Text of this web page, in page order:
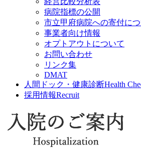
病院指標の公開
市立甲府病院への寄付に
事業者向け情報
オプトアウトについて
お問い合わせ
リンク集
DMAT
人間ドック・健康診断Health
採用情報Recruit